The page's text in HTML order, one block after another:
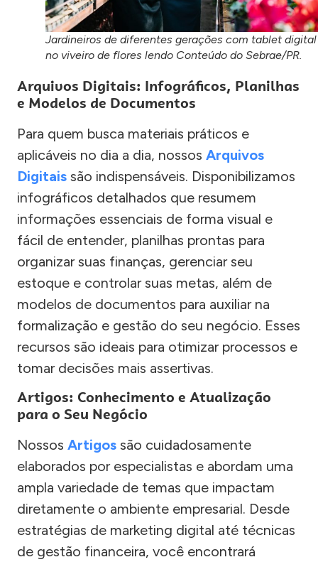
Jardineiros de diferentes gerações com tablet digital
no viveiro de flores lendo Conteúdo do Sebrae/PR.
Arquivos Digitais: Infográficos, Planilhas
e Modelos de Documentos
Para quem busca materiais práticos e
aplicáveis no dia a dia, nossos Arquivos
Digitais são indispensáveis. Disponibilizamos
infográficos detalhados que resumem
informações essenciais de forma visual e
fácil de entender, planilhas prontas para
organizar suas finanças, gerenciar seu
estoque e controlar suas metas, além de
modelos de documentos para auxiliar na
formalização e gestão do seu negócio. Esses
recursos são ideais para otimizar processos e
tomar decisões mais assertivas.
Artigos: Conhecimento e Atualização
para o Seu Negócio
Nossos Artigos são cuidadosamente
elaborados por especialistas e abordam uma
ampla variedade de temas que impactam
diretamente o ambiente empresarial. Desde
estratégias de marketing digital até técnicas
de gestão financeira, você encontrará